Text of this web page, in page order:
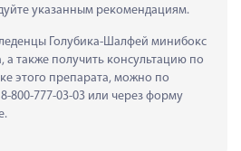
указанным рекомендациям.
Голубика-Шалфей минибокс
а также получить консультацию по
этого препарата, можно по
800-777-03-03 или через форму